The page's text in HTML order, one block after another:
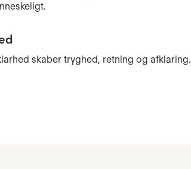
skaber tryghed, retning og afklaring.